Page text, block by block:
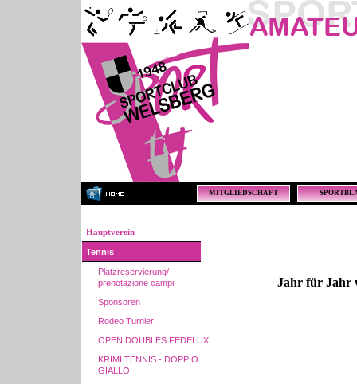
MITGLIEDSCHAFT
Hauptverein
Tennis
Platzreservierung/
prenotazione campi
Sponsoren
Rodeo Turnier
OPEN DOUBLES FEDELUX
KRIMI TENNIS - DOPPIO
GIALLO
Jahr für Jahr